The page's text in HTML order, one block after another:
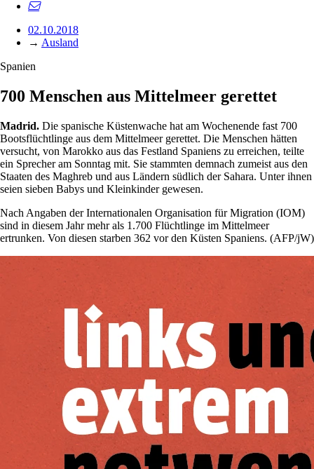
02.10.2018
→ Ausland
Spanien
700 Menschen aus Mittelmeer gerettet
Madrid. Die spanische Küstenwache hat am Wochenende fast 700
Bootsflüchtlinge aus dem Mittelmeer gerettet. Die Menschen hätten
versucht, von Marokko aus das Festland Spaniens zu erreichen, teilte
ein Sprecher am Sonntag mit. Sie stammten demnach zumeist aus den
Staaten des Maghreb und aus Ländern südlich der Sahara. Unter ihnen
seien sieben Babys und Kleinkinder gewesen.
Nach Angaben der Internationalen Organisation für Migration (IOM)
sind in diesem Jahr mehr als 1.700 Flüchtlinge im Mittelmeer
ertrunken. Von diesen starben 362 vor den Küsten Spaniens. (AFP/jW)